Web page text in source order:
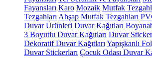
Fayansları Karo Mozaik Mutfak
Tezgahları Ahşap Mutfak Tezgahları
Duvar Ürünleri Duvar Kağıtları
3 Boyutlu Duvar Kağıtları Duvar
Dekoratif Duvar Kağıtları Yapışkanlı
Duvar Stickerları Çocuk Odası Duvar